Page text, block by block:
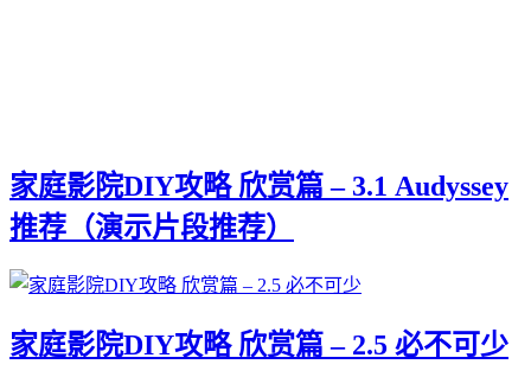
家庭影院DIY攻略 欣赏篇 – 3.1 Audyssey
推荐（演示片段推荐）
家庭影院DIY攻略 欣赏篇 – 2.5 必不可少